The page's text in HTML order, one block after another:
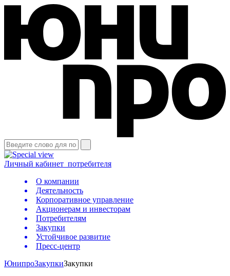
Личный кабинет потребителя
О компании
Деятельность
Корпоративное управление
Акционерам и инвесторам
Потребителям
Закупки
Устойчивое развитие
Пресс-центр
ЮнипроЗакупкиЗакупки